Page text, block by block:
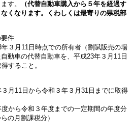
す。
（代替自動車購入から５年を経過す
くなります。くわしくは最寄りの県税部
件
３月11日時点での所有者（割賦販売の場
動車の代替自動車を、平成23年３月11日
すること。
月11日から令和３年３月31日までに取得
から令和３年度までの一定期間の年度分
の月割課税分）